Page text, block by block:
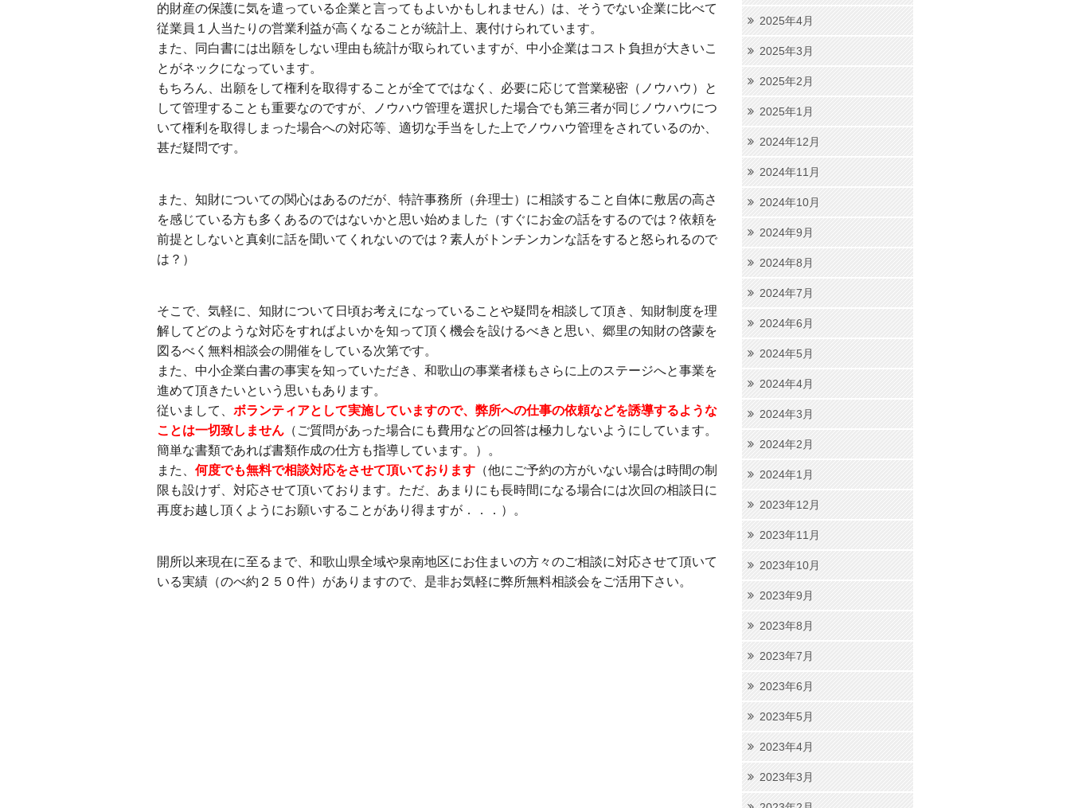
的財産の保護に気を遣っている企業と言ってもよいかもしれません）は、そうでない企業に比べて
従業員１人当たりの営業利益が高くなることが統計上、裏付けられています。
また、同白書には出願をしない理由も統計が取られていますが、中小企業はコスト負担が大きいこ
とがネックになっています。
もちろん、出願をして権利を取得することが全てではなく、必要に応じて営業秘密（ノウハウ）と
して管理することも重要なのですが、ノウハウ管理を選択した場合でも第三者が同じノウハウにつ
いて権利を取得しまった場合への対応等、適切な手当をした上でノウハウ管理をされているのか、
甚だ疑問です。
また、知財についての関心はあるのだが、特許事務所（弁理士）に相談すること自体に敷居の高さ
を感じている方も多くあるのではないかと思い始めました（すぐにお金の話をするのでは？依頼を
前提としないと真剣に話を聞いてくれないのでは？素人がトンチンカンな話をすると怒られるので
は？）
そこで、気軽に、知財について日頃お考えになっていることや疑問を相談して頂き、知財制度を理
解してどのような対応をすればよいかを知って頂く機会を設けるべきと思い、郷里の知財の啓蒙を
図るべく無料相談会の開催をしている次第です。
また、中小企業白書の事実を知っていただき、和歌山の事業者様もさらに上のステージへと事業を
進めて頂きたいという思いもあります。
従いまして、 ボランティアとして実施していますので、弊所への仕事の依頼などを誘導するような
ことは一切致しません（ご質問があった場合にも費用などの回答は極力しないようにしています。
簡単な書類であれば書類作成の仕方も指導しています。）。
また、 何度でも無料で相談対応をさせて頂いております（他にご予約の方がいない場合は時間の制
限も設けず、対応させて頂いております。ただ、あまりにも長時間になる場合には次回の相談日に
再度お越し頂くようにお願いすることがあり得ますが．．．）。
開所以来現在に至るまで、和歌山県全域や泉南地区にお住まいの方々のご相談に対応させて頂いて
いる実績（のべ約２５０件）がありますので、是非お気軽に弊所無料相談会をご活用下さい。
2025年4月
2025年3月
2025年2月
2025年1月
2024年12月
2024年11月
2024年10月
2024年9月
2024年8月
2024年7月
2024年6月
2024年5月
2024年4月
2024年3月
2024年2月
2024年1月
2023年12月
2023年11月
2023年10月
2023年9月
2023年8月
2023年7月
2023年6月
2023年5月
2023年4月
2023年3月